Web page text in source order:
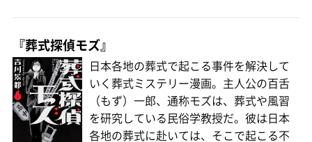
『葬式探偵モズ』
日本各地の葬式で起こる事件を解決して
いく葬式ミステリー漫画。主人公の百舌
（もず）一郎、通称モズは、葬式や風習
を研究している民俗学教授だ。彼は日本
各地の葬式に赴いては、そこで起こる不